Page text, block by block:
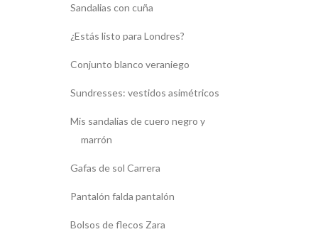
Sandalias con cuña
¿Estás listo para Londres?
Conjunto blanco veraniego
Sundresses: vestidos asimétricos
Mis sandalias de cuero negro y
marrón
Gafas de sol Carrera
Pantalón falda pantalón
Bolsos de flecos Zara